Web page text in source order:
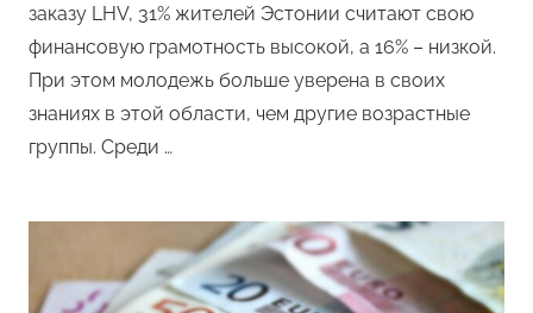
заказу LHV, 31% жителей Эстонии считают свою
финансовую грамотность высокой, а 16% – низкой.
При этом молодежь больше уверена в своих
знаниях в этой области, чем другие возрастные
группы. Среди …